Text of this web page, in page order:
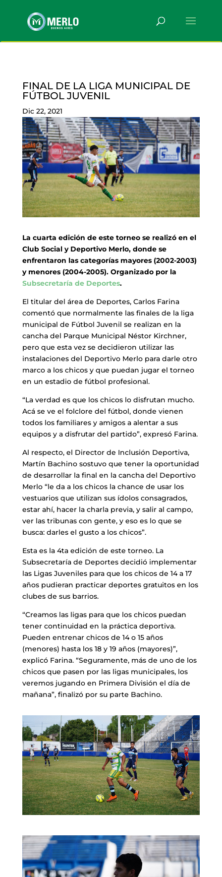
FINAL DE LA LIGA MUNICIPAL DE
FÚTBOL JUVENIL
Dic 22, 2021
La cuarta edición de este torneo se realizó en el
Club Social y Deportivo Merlo, donde se
enfrentaron las categorías mayores (2002-2003)
y menores (2004-2005). Organizado por la
Subsecretaría de Deportes.
El titular del área de Deportes, Carlos Farina
comentó que normalmente las finales de la liga
municipal de Fútbol Juvenil se realizan en la
cancha del Parque Municipal Néstor Kirchner,
pero que esta vez se decidieron utilizar las
instalaciones del Deportivo Merlo para darle otro
marco a los chicos y que puedan jugar el torneo
en un estadio de fútbol profesional.
“La verdad es que los chicos lo disfrutan mucho.
Acá se ve el folclore del fútbol, donde vienen
todos los familiares y amigos a alentar a sus
equipos y a disfrutar del partido”, expresó Farina.
Al respecto, el Director de Inclusión Deportiva,
Martín Bachino sostuvo que tener la oportunidad
de desarrollar la final en la cancha del Deportivo
Merlo “le da a los chicos la chance de usar los
vestuarios que utilizan sus ídolos consagrados,
estar ahí, hacer la charla previa, y salir al campo,
ver las tribunas con gente, y eso es lo que se
busca: darles el gusto a los chicos”.
Esta es la 4ta edición de este torneo. La
Subsecretaría de Deportes decidió implementar
las Ligas Juveniles para que los chicos de 14 a 17
años pudieran practicar deportes gratuitos en los
clubes de sus barrios.
“Creamos las ligas para que los chicos puedan
tener continuidad en la práctica deportiva.
Pueden entrenar chicos de 14 o 15 años
(menores) hasta los 18 y 19 años (mayores)”,
explicó Farina. “Seguramente, más de uno de los
chicos que pasen por las ligas municipales, los
veremos jugando en Primera División el día de
mañana”, finalizó por su parte Bachino.